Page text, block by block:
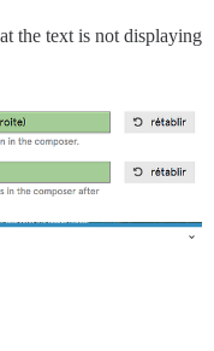
the text is not displaying?